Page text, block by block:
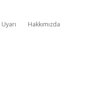
Hakkımızda